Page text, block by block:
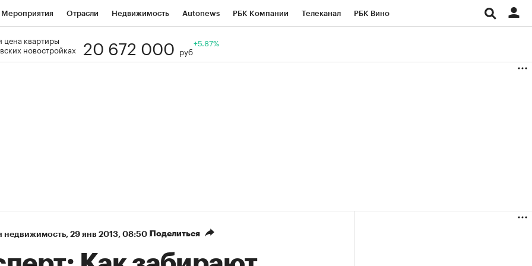
Мероприятия Отрасли Недвижимость Autonews РБК Компании Телеканал РБК Вино
Визионеры
цена квартиры
новостройках
20 672 000 руб
+5.87%
недвижимость⁠, 29 янв 2013, 08:50 Поделиться